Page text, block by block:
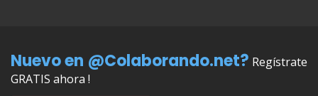
Nuevo en @Colaborando.net? Regístrate
GRATIS ahora !